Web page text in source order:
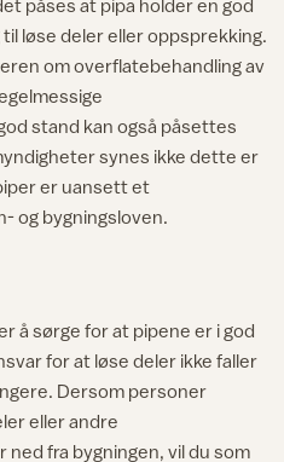
påses at pipa holder en god
løse deler eller oppsprekking.
om overflatebehandling av
stand kan også påsettes
synes ikke dette er
er uansett et
og bygningsloven.
å sørge for at pipene er i god
for at løse deler ikke faller
Dersom personer
eller andre
fra bygningen, vil du som